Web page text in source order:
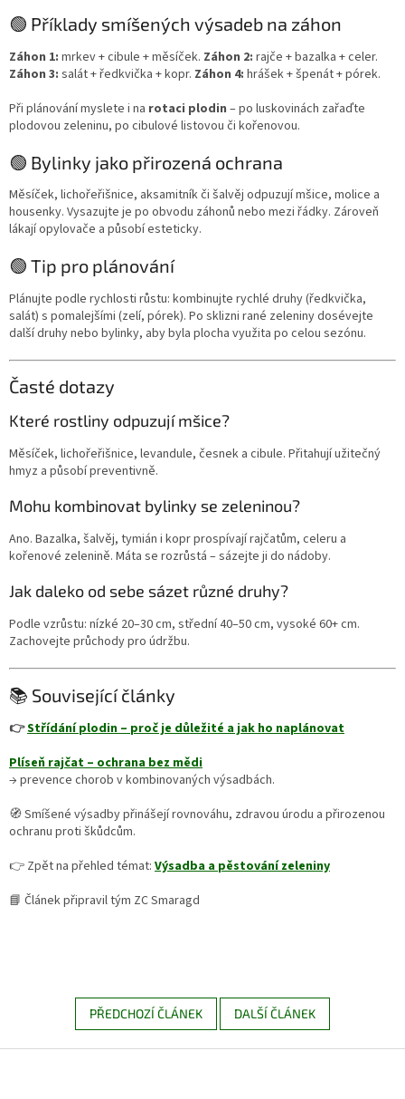
🟢 Příklady smíšených výsadeb na záhon
Záhon 1: mrkev + cibule + měsíček. Záhon 2: rajče + bazalka + celer.
Záhon 3: salát + ředkvička + kopr. Záhon 4: hrášek + špenát + pórek.
Při plánování myslete i na rotaci plodin – po luskovinách zařaďte
plodovou zeleninu, po cibulové listovou či kořenovou.
🟢 Bylinky jako přirozená ochrana
Měsíček, lichořeřišnice, aksamitník či šalvěj odpuzují mšice, molice a
housenky. Vysazujte je po obvodu záhonů nebo mezi řádky. Zároveň
lákají opylovače a působí esteticky.
🟢 Tip pro plánování
Plánujte podle rychlosti růstu: kombinujte rychlé druhy (ředkvička,
salát) s pomalejšími (zelí, pórek). Po sklizni rané zeleniny dosévejte
další druhy nebo bylinky, aby byla plocha využita po celou sezónu.
Časté dotazy
Které rostliny odpuzují mšice?
Měsíček, lichořeřišnice, levandule, česnek a cibule. Přitahují užitečný
hmyz a působí preventivně.
Mohu kombinovat bylinky se zeleninou?
Ano. Bazalka, šalvěj, tymián i kopr prospívají rajčatům, celeru a
kořenové zelenině. Máta se rozrůstá – sázejte ji do nádoby.
Jak daleko od sebe sázet různé druhy?
Podle vzrůstu: nízké 20–30 cm, střední 40–50 cm, vysoké 60+ cm.
Zachovejte průchody pro údržbu.
📚 Související články
👉Střídání plodin – proč je důležité a jak ho naplánovat
Plíseň rajčat – ochrana bez mědi
→ prevence chorob v kombinovaných výsadbách.
🧭 Smíšené výsadby přinášejí rovnováhu, zdravou úrodu a přirozenou
ochranu proti škůdcům.
👉 Zpět na přehled témat: Výsadba a pěstování zeleniny
📘 Článek připravil tým ZC Smaragd
PŘEDCHOZÍ ČLÁNEK DALŠÍ ČLÁNEK